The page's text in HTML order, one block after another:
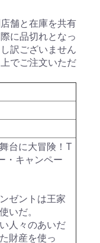
舗と在庫を共有
に品切れとなっ
訳ございません
でご注文いただ
台に大冒険！T
・キャンペー
ゼントは王家
いだ。
人々のあいだ
財産を使っ